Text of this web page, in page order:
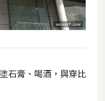
石膏、喝酒，與穿比